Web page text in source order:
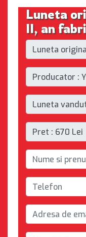
Luneta
II, an